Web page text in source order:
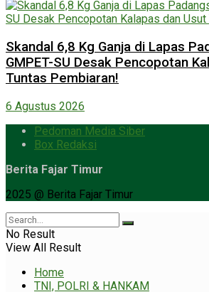
Skandal 6,8 Kg Ganja di Lapas
GMPET-SU Desak Pencopotan
Tuntas Pembiaran!
6 Agustus 2026
Pedoman Media Siber
Box Redaksi
Berita Fajar Timur
2025 @ Berita Fajar Timur
No Result
View All Result
Home
TNI, POLRI & HANKAM